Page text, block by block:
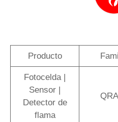
Producto
Fotocelda |
Sensor |
Detector de
flama